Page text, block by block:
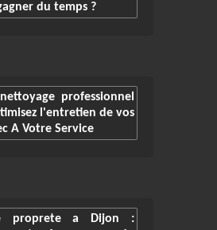
du temps ?
professionnel
l'entretien de vos
A Votre Service
proprete a Dijon :